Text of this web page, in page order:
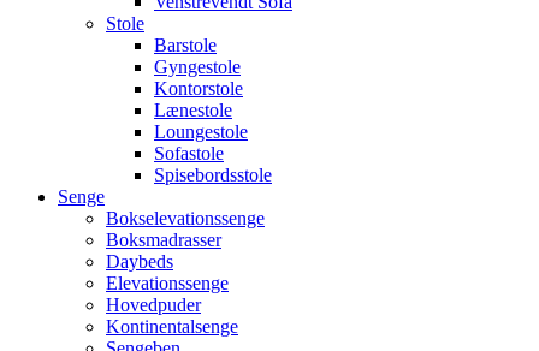
Stole
Barstole
Gyngestole
Kontorstole
Lænestole
Loungestole
Sofastole
Spisebordsstole
Senge
Bokselevationssenge
Boksmadrasser
Daybeds
Elevationssenge
Hovedpuder
Kontinentalsenge